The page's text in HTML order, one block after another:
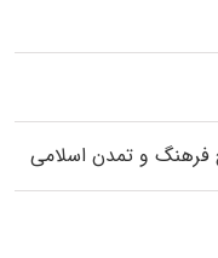
فرهنگ و تمدن اسلامی